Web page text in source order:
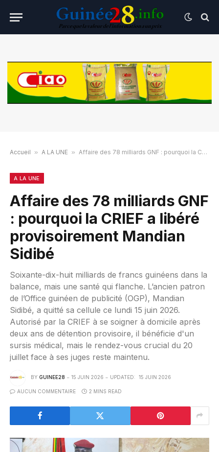
Accueil » A LA UNE » Affaire des 78 milliards GNF : pourquoi la CRIEF a libéré provisoirement Mandian Sidibé
A LA UNE
Affaire des 78 milliards GNF
: pourquoi la CRIEF a libéré
provisoirement Mandian
Sidibé
Soixante-dix-huit milliards de francs guinéens dans la
balance, mais une santé qui flanche. L’ancien patron
de l’Office guinéen de publicité (OGP), Mandian
Sidibé, a quitté sa cellule ce lundi 15 juin 2026.
Autorisé par la CRIEF à se soigner à domicile après
deux ans de détention provisoire, il bénéficie d'un
sursis médical, mais le rendez-vous crucial du 20
juillet face à ses juges reste maintenu.
BY GUINEE28 15 JUIN 2026 UPDATED: 15 JUIN 2026
AUCUN COMMENTAIRE 2 MINS READ